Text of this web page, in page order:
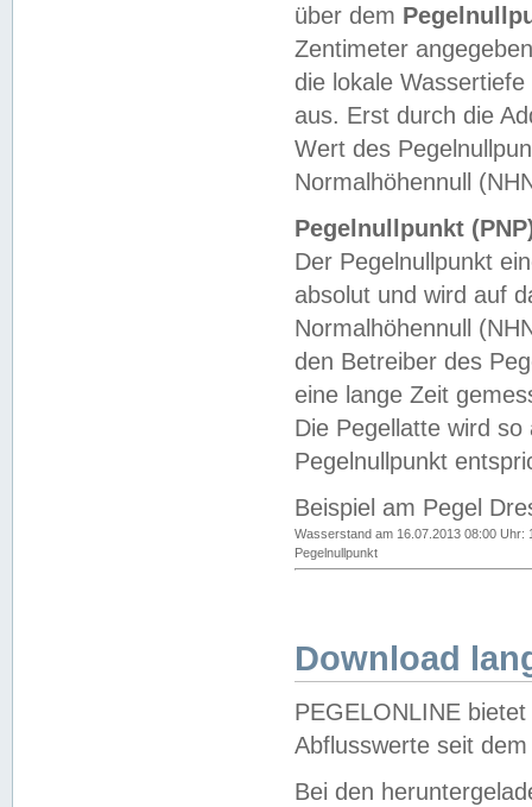
über dem
Zentimeter
die lokale
aus. Erst durch die
Wert des
Normalhöhennull
Pegelnullpunkt
Der Pegelnullpunkt
absolut und wird auf
Normalhöhennull
den Betreiber des
eine lange Zeit
Die Pegellatte wird
Pegelnullpunkt
Beispiel am Pegel
Wasserstand am 16.07.2013 08:00 Uhr:
Pegelnullpunkt
Download
PEGELONLINE
Abflusswerte seit
Bei den